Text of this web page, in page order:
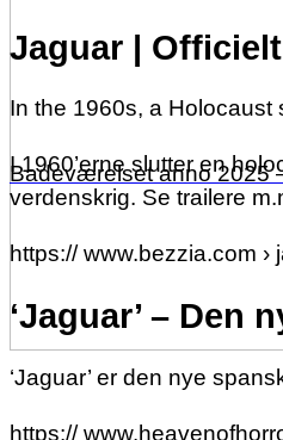
Badeværelset anno 2025
Jaguar |
In the 1960s, a Holocaust
I 1960’erne slutter en
verdenskrig. Se trailere
https:// www.bezzia.com
‘Jaguar’ – Den
‘Jaguar’ er den nye
https://